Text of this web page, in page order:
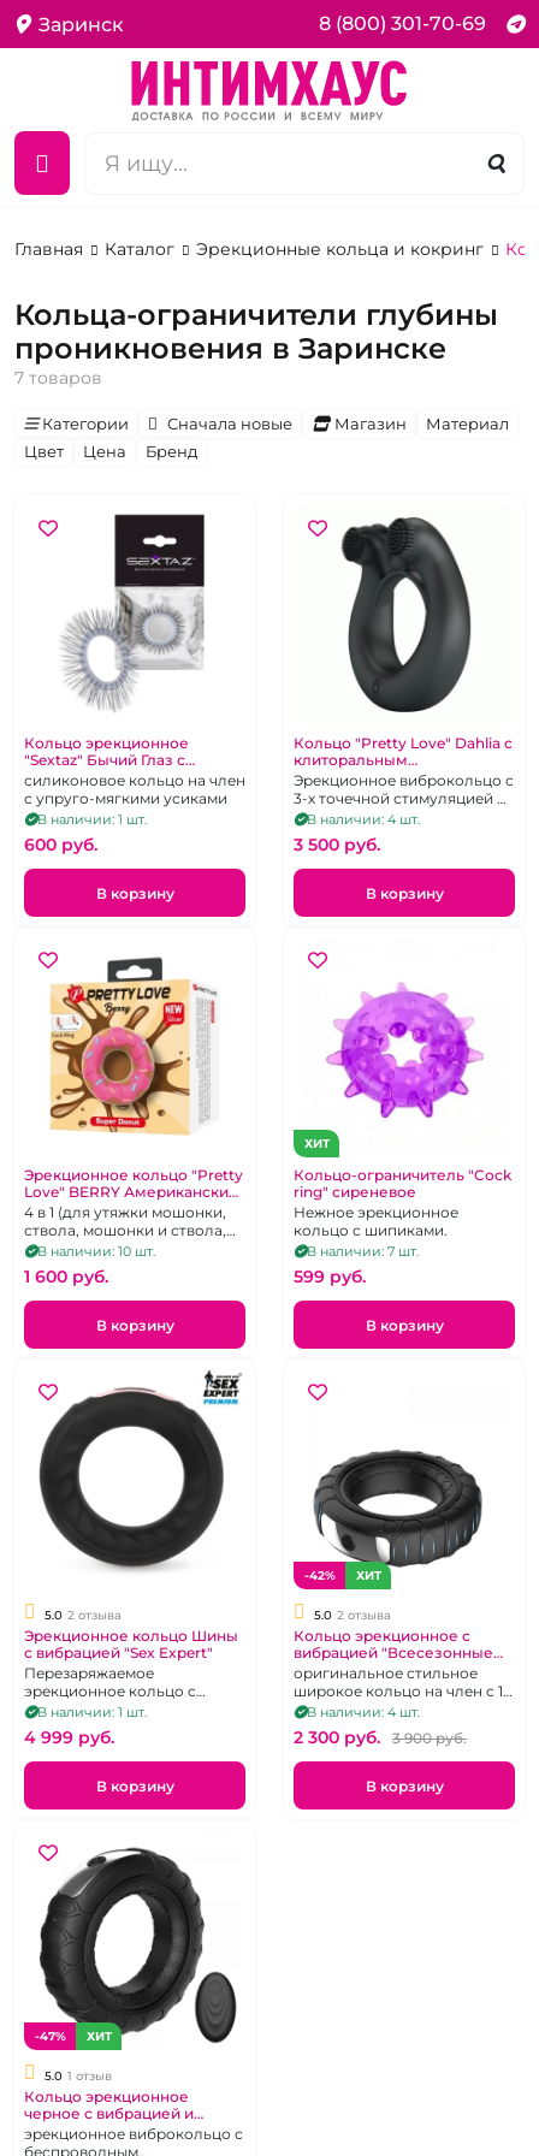
Заринск 8 (800) 301-70-69
Главная Каталог Эрекционные кольца и кокринг
Кольца-ограничители глубины
проникновения в Заринске
7 товаров
Категории Сначала новые Магазин
Материал
Цвет
Цена Бренд
Кольцо эрекционное
"Sextaz" Бычий Глаз с
черными ресничками
силиконовое кольцо на член
с упруго-мягкими усиками
В наличии: 1 шт.
600 pуб.
В корзину
Кольцо "Pretty Love" Dahlia с
клиторальным
стимулятором
Эрекционное виброкольцо с
3-х точечной стимуляцией из
черного силикона,
перезаряжаемое
В наличии: 4 шт.
3 500 pуб.
В корзину
Эрекционное кольцо "Pretty
Love" BERRY Американский
пончик
4 в 1 (для утяжки мошонки,
ствола, мошонки и ствола,
ограничитель
проникновения)
В наличии: 10 шт.
1 600 pуб.
В корзину
ХИТ
Кольцо-ограничитель "Cock
ring" сиреневое
Нежное эрекционное
кольцо с шипиками.
В наличии: 7 шт.
599 pуб.
В корзину
5.0 2 отзыва
Эрекционное кольцо Шины
с вибрацией "Sex Expert"
Перезаряжаемое
эрекционное кольцо с
вибрацией
В наличии: 1 шт.
4 999 pуб.
В корзину
-42% ХИТ
5.0 2 отзыва
Кольцо эрекционное с
вибрацией "Всесезонные
шины" перезаряжаемое
оригинальное стильное
широкое кольцо на член с 10
режимами
В наличии: 4 шт.
2 300 pуб. 3 900 pуб.
В корзину
-47% ХИТ
5.0 1 отзыв
Кольцо эрекционное
черное с вибрацией и
пультом "Всесезонные
шины" перезаряжаемое
эрекционное виброкольцо с
беспроводным